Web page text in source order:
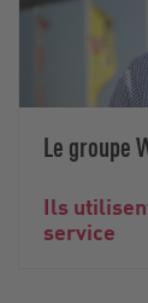
Le groupe
Ils
service